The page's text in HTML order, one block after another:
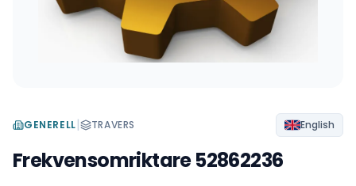
GENERELL| TRAVERS English
Frekvensomriktare 52862236